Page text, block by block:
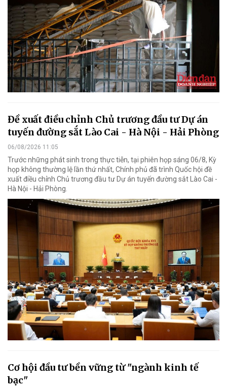
Đề xuất điều chỉnh Chủ trương đầu tư Dự án
tuyến đường sắt Lào Cai - Hà Nội - Hải Phòng
06/08/2026 11:05
Trước những phát sinh trong thực tiễn, tại phiên họp sáng 06/8, Kỳ
họp không thường lệ lần thứ nhất, Chính phủ đã trình Quốc hội đề
xuất điều chỉnh Chủ trương đầu tư Dự án tuyến đường sắt Lào Cai -
Hà Nội - Hải Phòng.
Cơ hội đầu tư bền vững từ "ngành kinh tế
bạc"